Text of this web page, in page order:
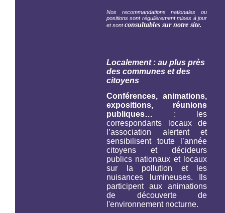
Nos recommandations nationales ou
positions sont régulièrement mises à jour
et sontconsultables sur notre site.
Localement : au plus près
des communes et des
citoyens
Conférences, animations,
expositions, réunions
publiques… : les
correspondants locaux de
l’association alertent et
sensibilisent toute l’année
citoyens et décideurs
publics nationaux et locaux
sur la pollution et les
nuisances lumineuses. Ils
participent aux animations
de découverte de
l'environnement nocturne.